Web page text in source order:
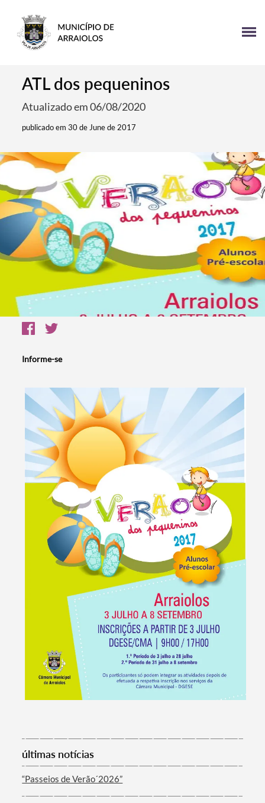
Categorias gerais
ATL dos pequeninos
Atualizado em 06/08/2020
publicado em 30 de June de 2017
Informe-se
últimas notícias
“Passeios de Verão´2026”